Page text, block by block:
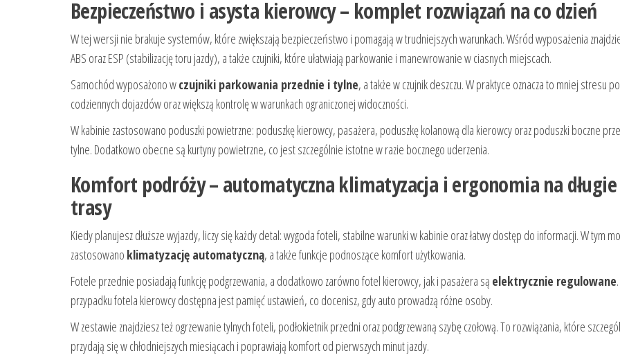
Bezpieczeństwo i asysta kierowcy – komplet rozwiązań na co dzień
W tej wersji nie brakuje systemów, które zwiększają bezpieczeństwo i pomagają w trudniejszych warunkach. Wśród wyposażenia
ABS oraz ESP (stabilizację toru jazdy), a także czujniki, które ułatwiają parkowanie i manewrowanie w ciasnych miejscach.
Samochód wyposażono wczujniki parkowania przednie i tylne, a także w czujnik deszczu. W praktyce oznacza to mniej stresu
codziennych dojazdów oraz większą kontrolę w warunkach ograniczonej widoczności.
W kabinie zastosowano poduszki powietrzne: poduszkę kierowcy, pasażera, poduszkę kolanową dla kierowcy oraz poduszki boczne
tylne. Dodatkowo obecne są kurtyny powietrzne, co jest szczególnie istotne w razie bocznego uderzenia.
Komfort podróży – automatyczna klimatyzacja i ergonomia na długie
trasy
Kiedy planujesz dłuższe wyjazdy, liczy się każdy detal: wygoda foteli, stabilne warunki w kabinie oraz łatwy dostęp do informacji. W tym
zastosowano klimatyzację automatyczną, a także funkcje podnoszące komfort użytkowania.
Fotele przednie posiadają funkcję podgrzewania, a dodatkowo zarówno fotel kierowcy, jak i pasażera są elektrycznie regulowane
przypadku fotela kierowcy dostępna jest pamięć ustawień, co docenisz, gdy auto prowadzą różne osoby.
W zestawie znajdziesz też ogrzewanie tylnych foteli, podłokietnik przedni oraz podgrzewaną szybę czołową. To rozwiązania, które
przydają się w chłodniejszych miesiącach i poprawiają komfort od pierwszych minut jazdy.